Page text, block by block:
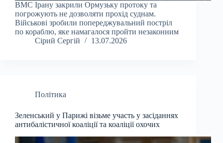
ВМС Ірану закрили Ормузьку протоку та
погрожують не дозволяти прохід суднам.
Військові зробили попереджувальний постріл
по кораблю, яке намагалося пройти незаконним
Сірий Сергій
13.07.2026
Політика
Зеленський у Парижі візьме участь у засіданнях
антибалістичної коаліції та коаліції охочих